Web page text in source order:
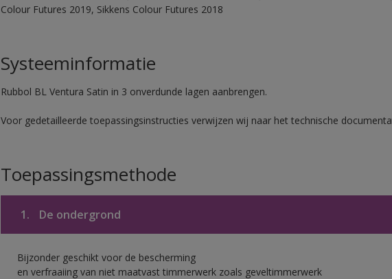
Colour Futures 2019, Sikkens Colour Futures 2018
Systeeminformatie
Rubbol BL Ventura Satin in 3 onverdunde lagen aanbrengen.
Voor gedetailleerde toepassingsinstructies verwijzen wij naar het technische
Toepassingsmethode
1. De ondergrond
Bijzonder geschikt voor de bescherming
en verfraaiing van niet maatvast timmerwerk zoals geveltimmerwerk